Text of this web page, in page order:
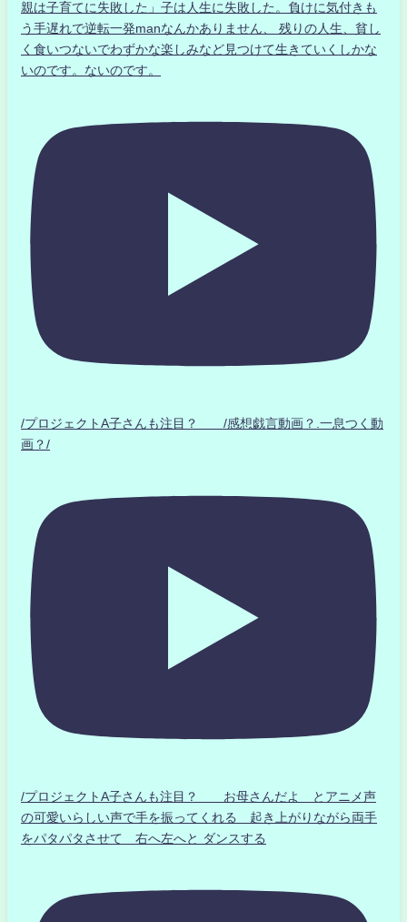
親は子育てに失敗した」子は人生に失敗した。負けに気付きも
う手遅れで逆転一発manなんかありません、 残りの人生、貧し
く食いつないでわずかな楽しみなど見つけて生きていくしかな
いのです。ないのです。
/プロジェクトA子さんも注目？ /感想戯言動画？.一息つく動
画？/
/プロジェクトA子さんも注目？ お母さんだよ とアニメ声
の可愛いらしい声で手を振ってくれる 起き上がりながら両手
をパタパタさせて 右へ左へと ダンスする